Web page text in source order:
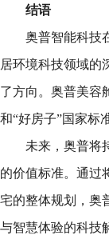
结语
奥普智能科技
居环境科技领域的
了方向。奥普美容
和“好房子”国家标
未来，奥普将
的价值标准。通过
宅的整体规划，奥
与智慧体验的科技